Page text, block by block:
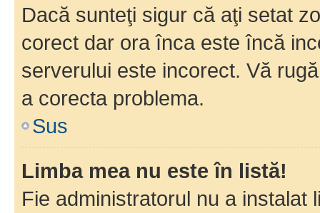
Dacă sunteţi sigur că aţi setat
corect dar ora înca este încă
serverului este incorect. Vă
a corecta problema.
Sus
Limba mea nu este în listă!
Fie administratorul nu a instalat